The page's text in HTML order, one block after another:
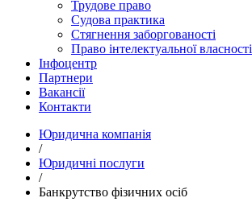
Трудове право
Судова практика
Стягнення заборгованості
Право інтелектуальної власності
Інфоцентр
Партнери
Вакансії
Контакти
Юридична компанія
/
Юридичні послуги
/
Банкрутство фізичних осіб